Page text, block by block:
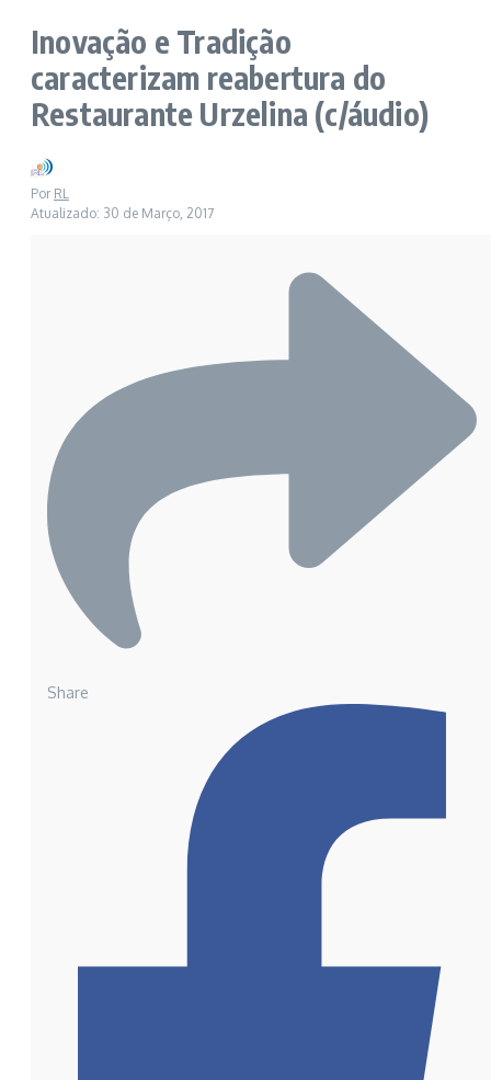
Inovação e Tradição
caracterizam reabertura do
Restaurante Urzelina (c/áudio)
Por RL
Atualizado: 30 de Março, 2017
Share